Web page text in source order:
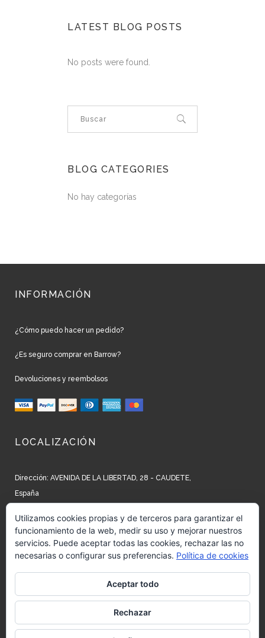
LATEST BLOG POSTS
No posts were found.
BLOG CATEGORIES
No hay categorías
INFORMACIÓN
¿Cómo puedo hacer un pedido?
¿Es seguro comprar en Barrow?
Devoluciones y reembolsos
LOCALIZACIÓN
Dirección: AVENIDA DE LA LIBERTAD, 28 - CAUDETE,
España
Teléfono: +34 965 827 250
Email: info@barrow.es
REDES SOCIALES
Siguenos en:
Siguenos en:Instagram
Utilizamos cookies propias y de terceros para garantizar el
funcionamiento de la web, medir su uso y mejorar nuestros
servicios. Puede aceptar todas las cookies, rechazar las no
necesarias o configurar sus preferencias. Política de cookies
Aceptar todo
Rechazar